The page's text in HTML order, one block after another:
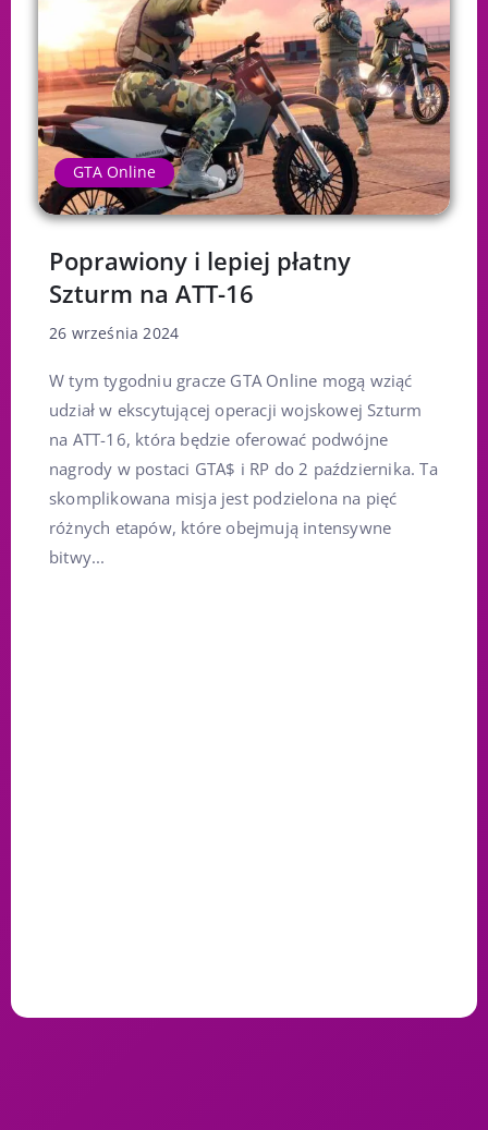
GTA Online
Poprawiony i lepiej płatny
Szturm na ATT-16
26 września 2024
W tym tygodniu gracze GTA Online mogą wziąć
udział w ekscytującej operacji wojskowej Szturm
na ATT-16, która będzie oferować podwójne
nagrody w postaci GTA$ i RP do 2 października. Ta
skomplikowana misja jest podzielona na pięć
różnych etapów, które obejmują intensywne
bitwy...